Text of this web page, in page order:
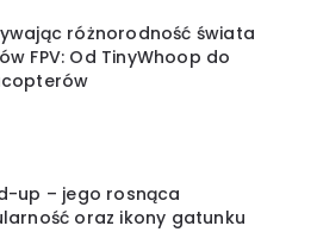
różnorodność świata
FPV: Od TinyWhoop do
up – jego rosnąca
oraz ikony gatunku